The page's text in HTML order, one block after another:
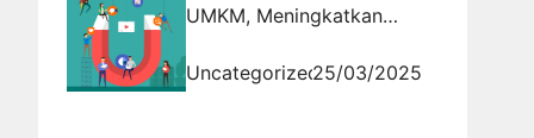
UMKM, Meningkatkan
Jasa Viral Murah
Uncategorized25/03/2025